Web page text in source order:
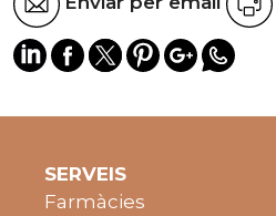
SERVEIS
Farmàcies